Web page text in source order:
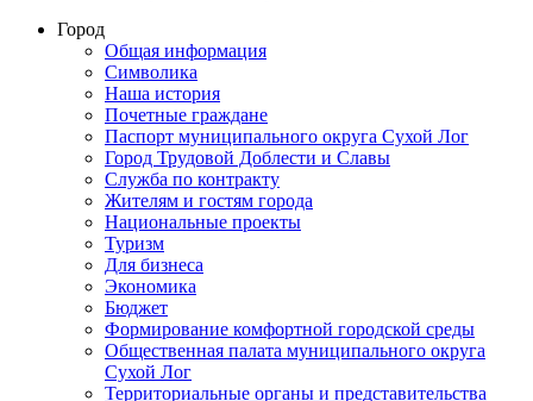
Город
Общая информация
Символика
Наша история
Почетные граждане
Паспорт муниципального округа Сухой Лог
Город Трудовой Доблести и Славы
Служба по контракту
Жителям и гостям города
Национальные проекты
Туризм
Для бизнеса
Экономика
Бюджет
Формирование комфортной городской среды
Общественная палата муниципального округа
Сухой Лог
Территориальные органы и представительства